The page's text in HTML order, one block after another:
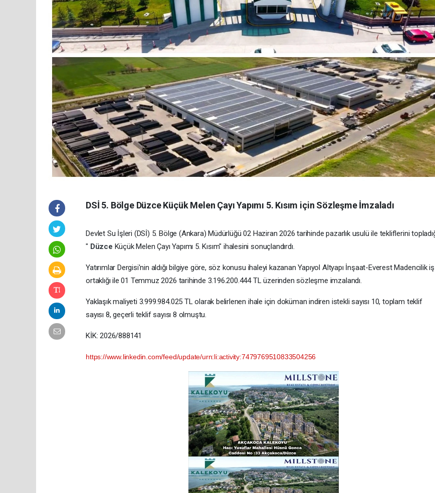
DSİ 5. Bölge Düzce Küçük Melen Çayı Yapımı 5. Kısım için Sözleşme İmzaladı
Devlet Su İşleri (DSİ) 5. Bölge (Ankara) Müdürlüğü 02 Haziran 2026 tarihinde pazarlık usulü ile tekliflerini
" Düzce Küçük Melen Çayı Yapımı 5. Kısım" ihalesini sonuçlandırdı.
Yatırımlar Dergisi'nin aldığı bilgiye göre, söz konusu ihaleyi kazanan Yapıyol Altyapı İnşaat-Everest Madencilik iş
ortaklığı ile 01 Temmuz 2026 tarihinde 3.196.200.444 TL üzerinden sözleşme imzalandı.
Yaklaşık maliyeti 3.999.984.025 TL olarak belirlenen ihale için doküman indiren istekli sayısı 10, toplam teklif
sayısı 8, geçerli teklif sayısı 8 olmuştu.
KİK: 2026/888141
https://www.linkedin.com/feed/update/urn:li:activity:7479769510833504256